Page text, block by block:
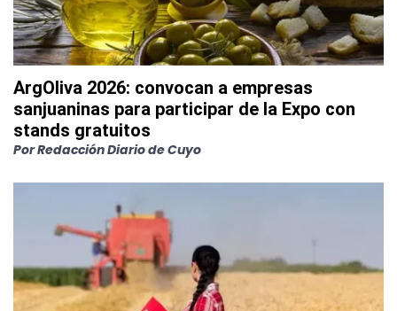
ArgOliva 2026: convocan a empresas
sanjuaninas para participar de la Expo con
stands gratuitos
PorRedacción Diario de Cuyo